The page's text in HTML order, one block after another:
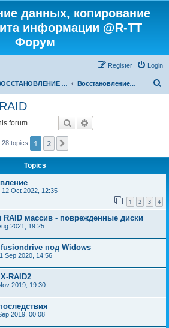
данных, копирование
информации @R-TT
Форум
Login
Register
ВОССТАНОВЛЕНИЕ ДАННЫХ И УДАЛЕННЫХ ФАЙЛОВ Восстановление RAID
Search
28 topics 1 2
Topics
12 Oct 2022, 12:35
1 2 3 4
массив - поврежденные диски
2021, 19:25
под Widows
Sep 2020, 14:56
RAID2
2019, 19:30
2019, 00:08